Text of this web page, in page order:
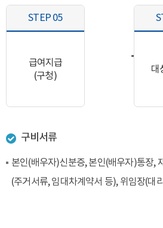
STEP 05
급여지급
(구청)
대
구비서류
본인(배우자)신분증, 본인(배우자)통장,
(주거서류, 임대차계약서 등), 위임장(대